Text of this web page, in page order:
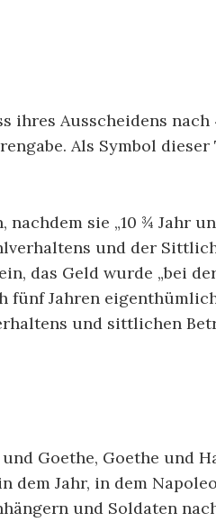
ihres Ausscheidens
Als Symbol
nachdem sie „10 ¾ Jahr
und der
das Geld wurde „bei
fünf Jahren
und sittlichen
Goethe, Goethe und
dem Jahr, in dem
und Soldaten